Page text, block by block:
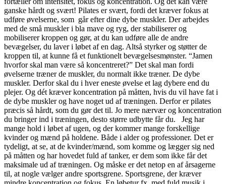
ganske hårdt og svært! Pilates er svært, fordi det kræver fokus at
udføre øvelserne, som går efter dine dybe muskler. Der arbejdes
med de små muskler i bla mave og ryg, der stabiliserer og
mobiliserer kroppen og gør, at du kan udføre alle de andre
bevægelser, du laver i løbet af en dag. Altså styrker og støtter de
kroppen til, at kunne få et funktionelt bevægelsesmønster. “Jamen
hvorfor skal man være så koncentreret?” Det skal man fordi
øvelserne træner de muskler, du normalt ikke træner. De dybe
muskler. Derfor skal du i hver eneste øvelse et lag dybere end du
plejer. Og dét kræver koncentration på måtten, hvis du vil have fat i
de dybe muskler og have noget ud af træningen. Derfor er pilates
præcis så hårdt, som du gør det til. Jo mere nærvær og koncentration
du bringer ind i træningen, desto større udbytte får du. Jeg har
mange hold i løbet af ugen, og der kommer mange forskellige
kvinder og mænd på holdene. Både i alder og professioner. Det er
tydeligt, at se, at de kvinder/mænd, som komme og lægger sig ned
på måtten og har hovedet fuld af tanker, er dem som ikke får det
maksimale ud af træningen. Og måske er det netop en af årsagerne
til, at nogle vælger andre sportsgrene. Sportsgrene, der kræver